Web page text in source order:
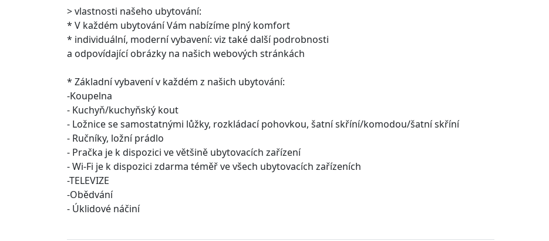
> vlastnosti našeho ubytování:
* V každém ubytování Vám nabízíme plný komfort
* individuální, moderní vybavení: viz také další podrobnosti
a odpovídající obrázky na našich webových stránkách
* Základní vybavení v každém z našich ubytování:
-Koupelna
- Kuchyň/kuchyňský kout
- Ložnice se samostatnými lůžky, rozkládací pohovkou, šatní skříní/komodou/šatní skříní
- Ručníky, ložní prádlo
- Pračka je k dispozici ve většině ubytovacích zařízení
- Wi-Fi je k dispozici zdarma téměř ve všech ubytovacích zařízeních
-TELEVIZE
-Obědvání
- Úklidové náčiní